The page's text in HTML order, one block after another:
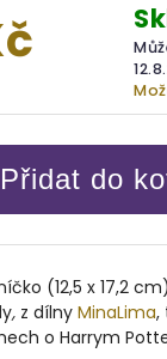
Přidat do
(12,5 x 17,2 cm)
,z dílny MinaLima,
o Harrym